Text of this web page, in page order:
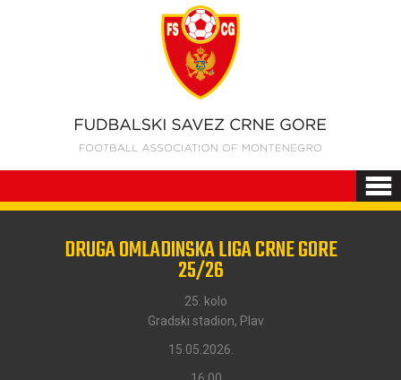
DRUGA OMLADINSKA LIGA CRNE GORE
25/26
25. kolo
Gradski stadion, Plav
15.05.2026.